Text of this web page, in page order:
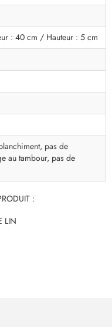
: 40 cm / Hauteur : 5 cm
pas de
au tambour, pas de
:
LIN